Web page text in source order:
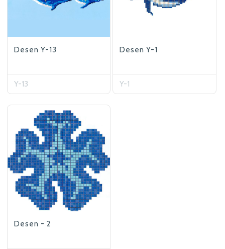
Desen Y-13
Y-13
Desen Y-1
Y-1
Desen - 2